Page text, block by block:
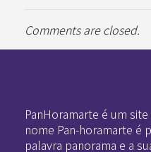
Comments are closed.
PanHoramarte é um
nome Pan-horamarte é
palavra panorama e a